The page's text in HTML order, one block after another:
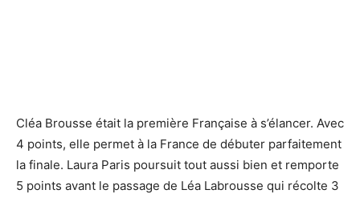
Cléa Brousse était la première Française à s’élancer. Avec
4 points, elle permet à la France de débuter parfaitement
la finale. Laura Paris poursuit tout aussi bien et remporte
5 points avant le passage de Léa Labrousse qui récolte 3